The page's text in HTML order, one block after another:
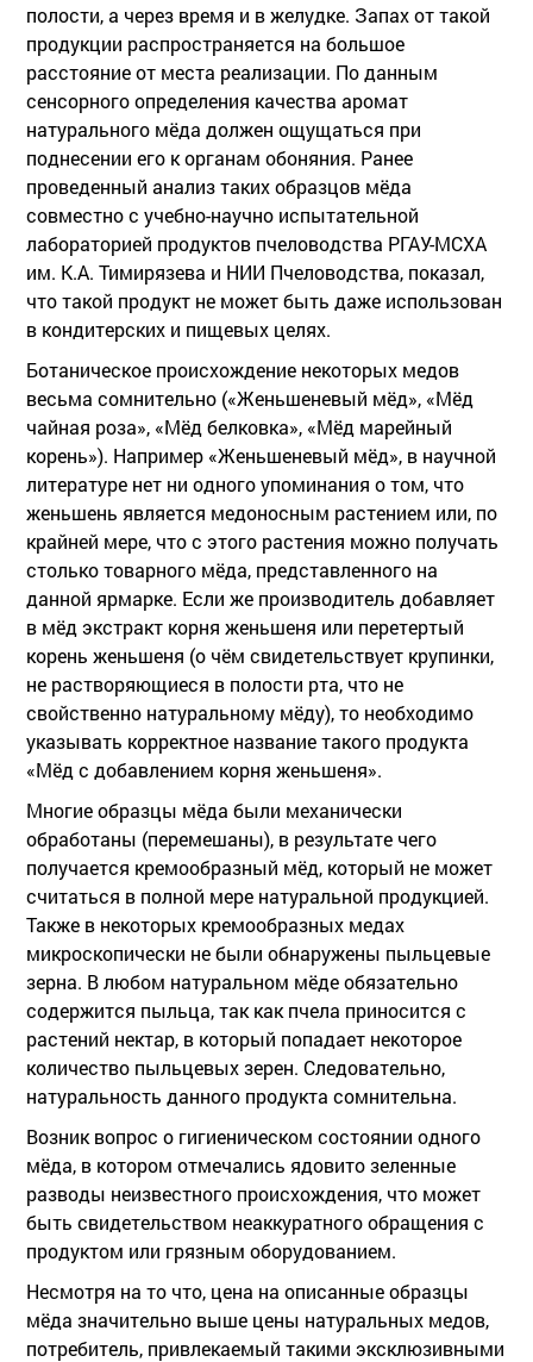
полости, а через время и в желудке. Запах от такой
продукции распространяется на большое
расстояние от места реализации. По данным
сенсорного определения качества аромат
натурального мёда должен ощущаться при
поднесении его к органам обоняния. Ранее
проведенный анализ таких образцов мёда
совместно с учебно-научно испытательной
лабораторией продуктов пчеловодства РГАУ-МСХА
им. К.А. Тимирязева и НИИ Пчеловодства, показал,
что такой продукт не может быть даже использован
в кондитерских и пищевых целях.
Ботаническое происхождение некоторых медов
весьма сомнительно («Женьшеневый мёд», «Мёд
чайная роза», «Мёд белковка», «Мёд марейный
корень»). Например «Женьшеневый мёд», в научной
литературе нет ни одного упоминания о том, что
женьшень является медоносным растением или, по
крайней мере, что с этого растения можно получать
столько товарного мёда, представленного на
данной ярмарке. Если же производитель добавляет
в мёд экстракт корня женьшеня или перетертый
корень женьшеня (о чём свидетельствует крупинки,
не растворяющиеся в полости рта, что не
свойственно натуральному мёду), то необходимо
указывать корректное название такого продукта
«Мёд с добавлением корня женьшеня».
Многие образцы мёда были механически
обработаны (перемешаны), в результате чего
получается кремообразный мёд, который не может
считаться в полной мере натуральной продукцией.
Также в некоторых кремообразных медах
микроскопически не были обнаружены пыльцевые
зерна. В любом натуральном мёде обязательно
содержится пыльца, так как пчела приносится с
растений нектар, в который попадает некоторое
количество пыльцевых зерен. Следовательно,
натуральность данного продукта сомнительна.
Возник вопрос о гигиеническом состоянии одного
мёда, в котором отмечались ядовито зеленные
разводы неизвестного происхождения, что может
быть свидетельством неаккуратного обращения с
продуктом или грязным оборудованием.
Несмотря на то что, цена на описанные образцы
мёда значительно выше цены натуральных медов,
потребитель, привлекаемый такими эксклюзивными